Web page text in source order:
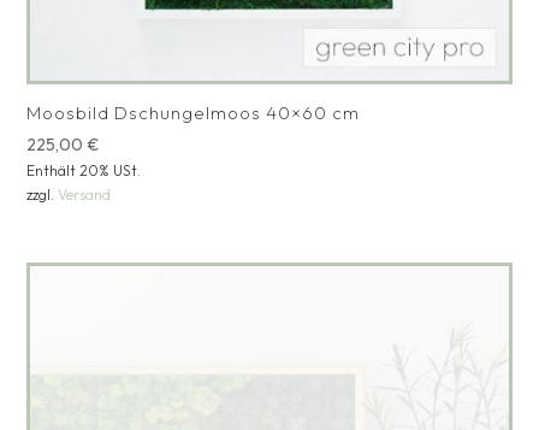
Moosbild Dschungelmoos 40×60 cm
225,00€
Enthält 20% USt.
zzgl.Versand